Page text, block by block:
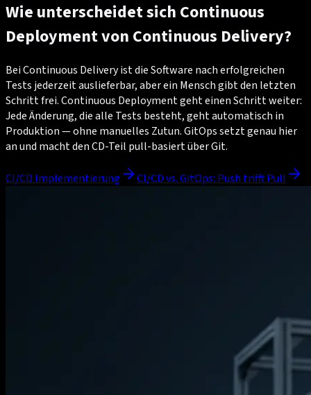
Wie unterscheidet sich Continuous
Deployment von Continuous Delivery?
Bei Continuous Delivery ist die Software nach erfolgreichen
Tests jederzeit auslieferbar, aber ein Mensch gibt den letzten
Schritt frei. Continuous Deployment geht einen Schritt weiter:
Jede Änderung, die alle Tests besteht, geht automatisch in
Produktion — ohne manuelles Zutun. GitOps setzt genau hier
an und macht den CD-Teil pull-basiert über Git.
CI/CD Implementierung CI/CD vs. GitOps: Push trifft Pull